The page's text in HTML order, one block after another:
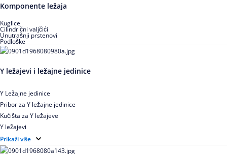
Buričasti zaptiveni ležajevi
Komponente ležaja
Kuglice
Cilindrični valjčići
Unutrašnji prstenovi
Podloške
Y ležajevi i ležajne jedinice
Y Ležajne jedinice
Pribor za Y ležajne jedinice
Kućišta za Y ležajeve
Y ležajevi
Y Ležajne jedinice za prehrambenu industriju
Ležajne jedinice sa valjkastim ležajevima
Prikaži više